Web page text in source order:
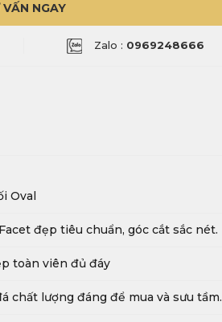
VẤN NGAY
Zalo : 0969248666
Oval
đẹp tiêu chuẩn, góc cắt sắc nét.
toàn viên đủ đáy
chất lượng đáng để mua và sưu tầm.